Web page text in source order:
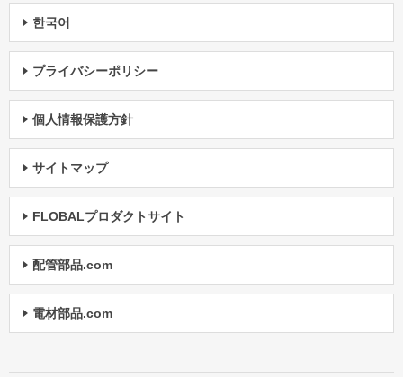
한국어
プライバシーポリシー
個人情報保護方針
サイトマップ
FLOBALプロダクトサイト
配管部品.com
電材部品.com